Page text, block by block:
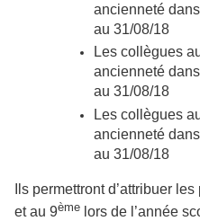
ancienneté
au 31/08/18
Les collègues
ancienneté
au 31/08/18
Les collègues
ancienneté
au 31/08/18
Ils permettront d’attribuer
et au 9ème lors de l’année